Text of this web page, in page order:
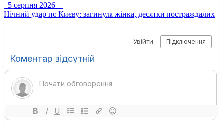
5 серпня 2026
Нічний удар по Києву: загинула жінка, десятки постраждалих